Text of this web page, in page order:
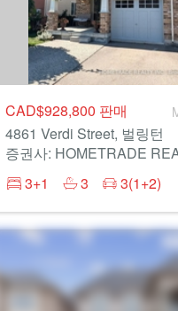
CAD$928,800 판매
4861 Verdi Street, 벌링턴
증권사: HOMETRADE
3+1
3 3(1+2)